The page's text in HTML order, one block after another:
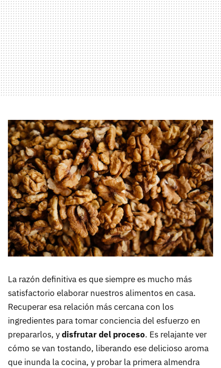
La razón definitiva es que siempre es mucho más
satisfactorio elaborar nuestros alimentos en casa.
Recuperar esa relación más cercana con los
ingredientes para tomar conciencia del esfuerzo en
prepararlos, ydisfrutar del proceso. Es relajante ver
cómo se van tostando, liberando ese delicioso aroma
que inunda la cocina, y probar la primera almendra